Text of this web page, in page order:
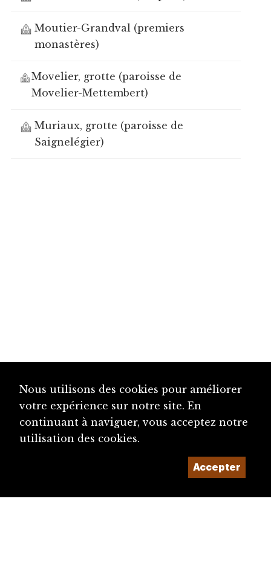
Moutier-Grandval (premiers
monastères)
Movelier, grotte (paroisse de
Movelier-Mettembert)
Muriaux, grotte (paroisse de
Saignelégier)
Nous utilisons des cookies pour améliorer
votre expérience sur notre site. En
continuant à naviguer, vous acceptez notre
utilisation des cookies.
Accepter